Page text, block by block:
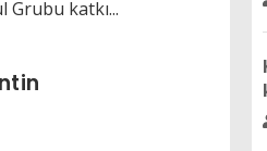
katkı...